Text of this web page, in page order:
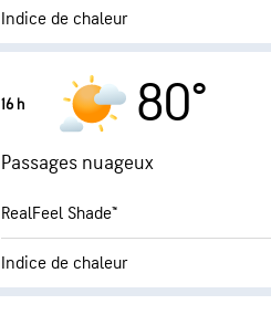
Indice de chaleur
Humidité
Point de rosée
16 h 80°
Passages nuageux
RealFeel Shade™
Indice de chaleur